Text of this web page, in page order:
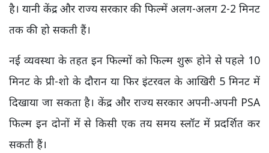
है। यानी केंद्र और राज्य सरकार की फिल्में अलग-अलग 2-2 मिनट
तक की हो सकती हैं।
नई व्यवस्था के तहत इन फिल्मों को फिल्म शुरू होने से पहले 10
मिनट के प्री-शो के दौरान या फिर इंटरवल के आखिरी 5 मिनट में
दिखाया जा सकता है। केंद्र और राज्य सरकार अपनी-अपनी PSA
फिल्म इन दोनों में से किसी एक तय समय स्लॉट में प्रदर्शित कर
सकती हैं।